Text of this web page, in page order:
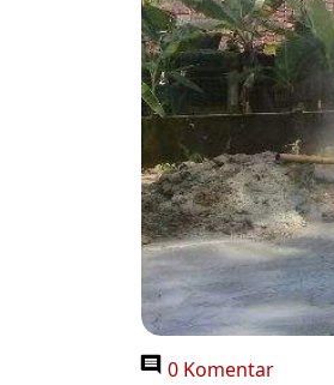
0 Komentar